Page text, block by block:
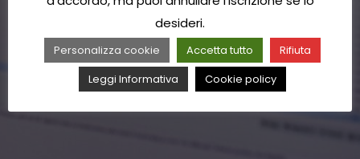
desideri.
Personalizza cookie Accetta tutto
Rifiuta
Leggi Informativa
Cookie policy